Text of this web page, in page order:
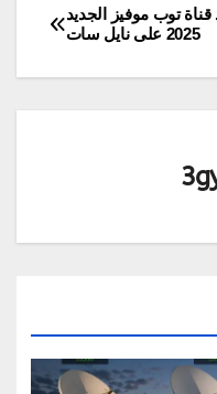
قناة توب موفيز الجديد
2025 على نايل سات